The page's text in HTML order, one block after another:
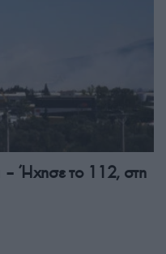
– Ήχησε το 112, στη